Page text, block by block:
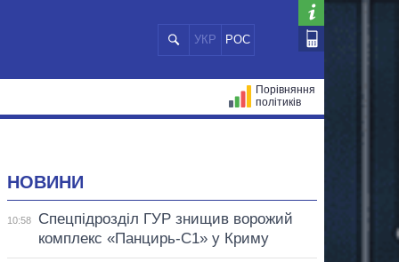
УКР РОС
Порівняння
політиків
НОВИНИ
10:58
Спецпідрозділ ГУР знищив ворожий
комплекс «Панцирь-С1» у Криму